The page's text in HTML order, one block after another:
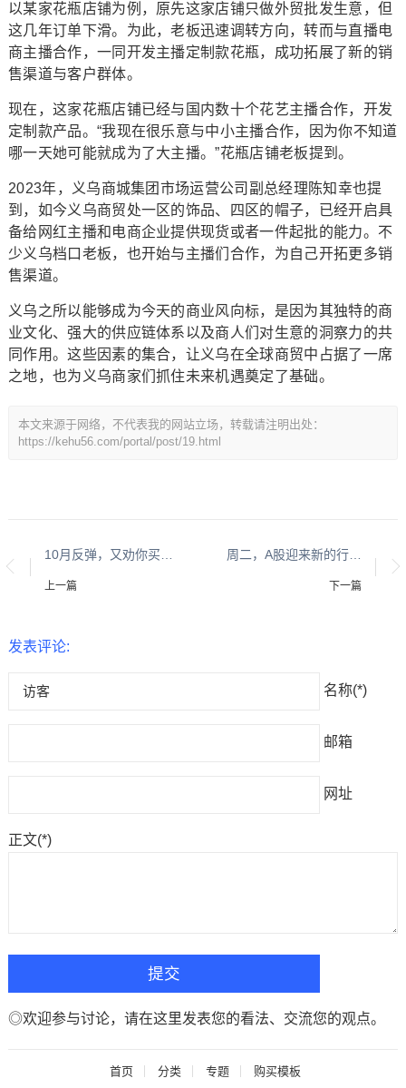
以某家花瓶店铺为例，原先这家店铺只做外贸批发生意，但
这几年订单下滑。为此，老板迅速调转方向，转而与直播电
商主播合作，一同开发主播定制款花瓶，成功拓展了新的销
售渠道与客户群体。
现在，这家花瓶店铺已经与国内数十个花艺主播合作，开发
定制款产品。“我现在很乐意与中小主播合作，因为你不知道
哪一天她可能就成为了大主播。”花瓶店铺老板提到。
2023年，义乌商城集团市场运营公司副总经理陈知幸也提
到，如今义乌商贸处一区的饰品、四区的帽子，已经开启具
备给网红主播和电商企业提供现货或者一件起批的能力。不
少义乌档口老板，也开始与主播们合作，为自己开拓更多销
售渠道。
义乌之所以能够成为今天的商业风向标，是因为其独特的商
业文化、强大的供应链体系以及商人们对生意的洞察力的共
同作用。这些因素的集合，让义乌在全球商贸中占据了一席
之地，也为义乌商家们抓住未来机遇奠定了基础。
本文来源于网络，不代表我的网站立场，转载请注明出处：
https://kehu56.com/portal/post/19.html
10月反弹，又劝你买房了？
上一篇
周二，A股迎来新的行情了
下一篇
发表评论:
名称(*)
邮箱
网址
正文(*)
◎欢迎参与讨论，请在这里发表您的看法、交流您的观点。
首页 分类 专题 购买模板